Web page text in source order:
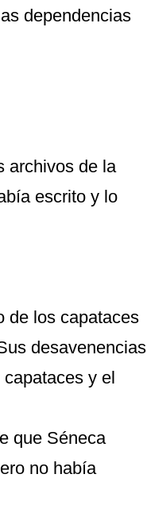
dependencias
archivos de la
escrito y lo
de los capataces
desavenencias
y el
que Séneca
no había